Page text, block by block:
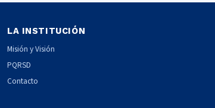
LA INSTITUCIÓN
Misión y Visión
PQRSD
Contacto